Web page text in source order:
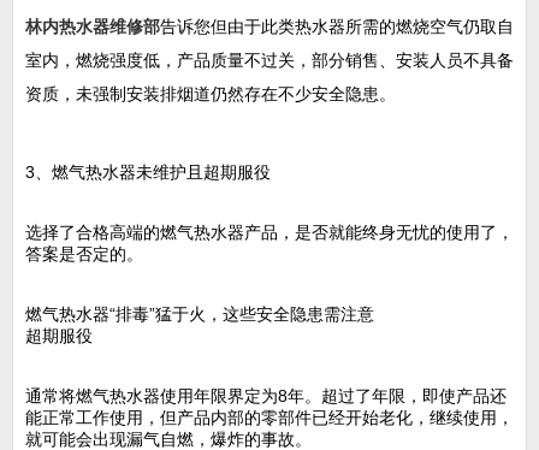
林内热水器维修部告诉您但由于此类热水器所需的燃烧空气仍取自
室内，燃烧强度低，产品质量不过关，部分销售、安装人员不具备
资质，未强制安装排烟道仍然存在不少安全隐患。
3、燃气热水器未维护且超期服役
选择了合格高端的燃气热水器产品，是否就能终身无忧的使用了，
答案是否定的。
燃气热水器“排毒”猛于火，这些安全隐患需注意
超期服役
通常将燃气热水器使用年限界定为8年。超过了年限，即使产品还
能正常工作使用，但产品内部的零部件已经开始老化，继续使用，
就可能会出现漏气自燃，爆炸的事故。